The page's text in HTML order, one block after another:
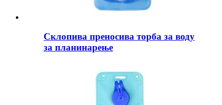
Склопива преносива торба за воду
за планинарење